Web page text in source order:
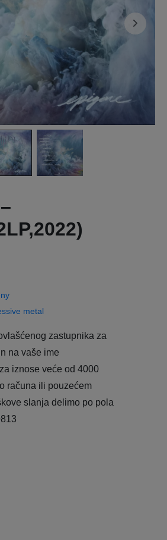
metal
zastupnika za
na vaše ime
iznose veće od 4000
računa ili pouzećem
slanja delimo po pola